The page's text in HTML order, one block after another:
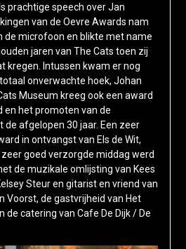
prachtige speech over Jan
van de Oevre Awards nam
de microfoon en blikte met name
jaren van The Cats toen zij
kregen. Intussen kwam er nog
onverwachte hoek, Johan
Museum kreeg ook een award
en het promoten van de
de afgelopen 30 jaar. Een zeer
in ontvangst van Els de Wit,
goed verzorgde middag werd
de muzikale omlijsting van Kees
Steur en gitarist en vriend van
Voorst, de gastvrijheid van Het
de catering van Cafe De Dijk / De